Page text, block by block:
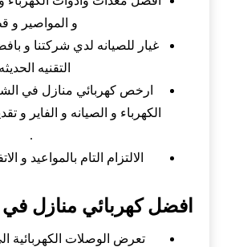
و المواصير و
غيار للصيانه لدي شركتنا و
التقنيه
ارخص كهربائي منازل في
الكهرباء و الصيانه و الفاير و
.
الالتزام التام بالمواعيد و
افضل كهربائي منازل في
تعرض الوصلات الكهربائية